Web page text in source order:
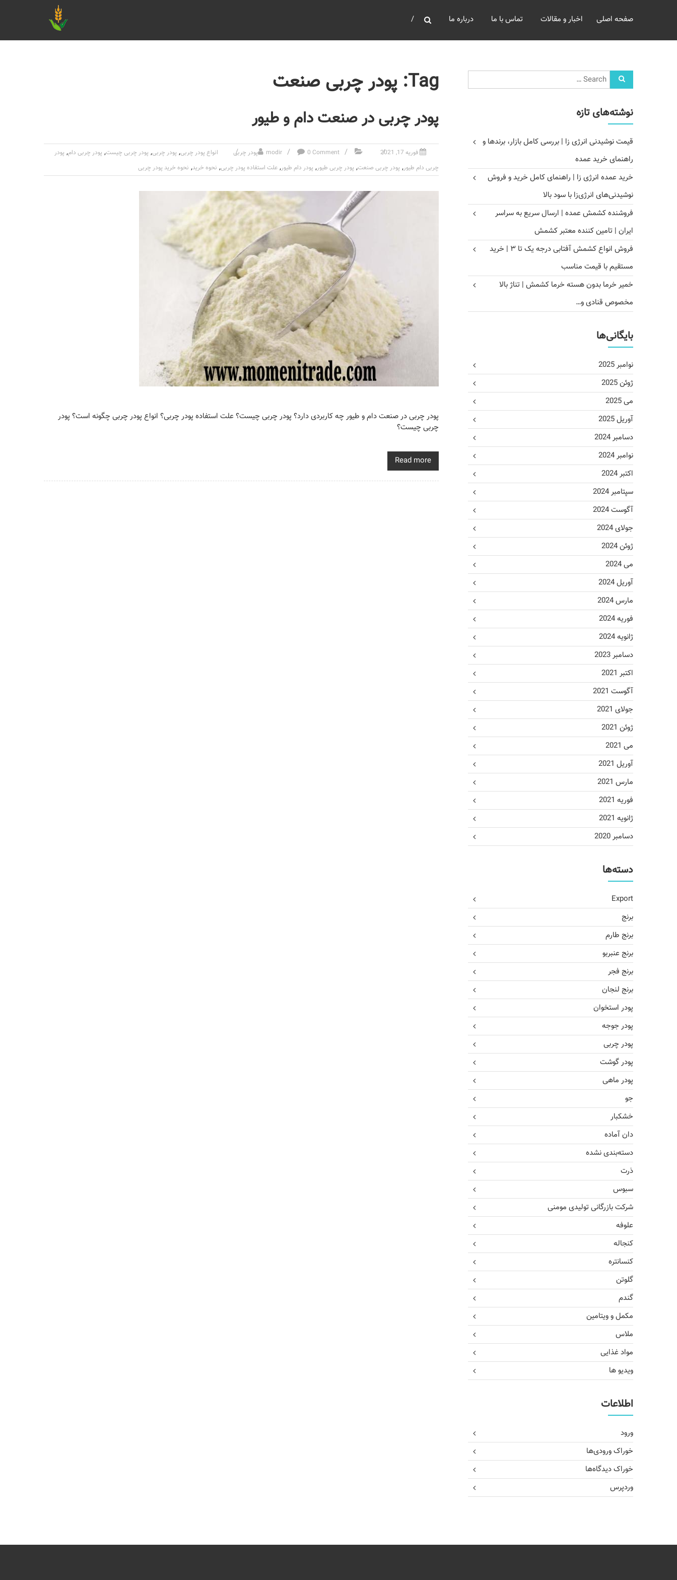
خرید
غلات
مومنی
صفحه اصلی اخبار و مقالات تماس با ما درباره ما
Tag: پودر چربی صنعت
پودر چربی در صنعت دام و طیور
فوریه 17, 2021 modir 0 Comment پودر چربی انواع پودر چربی, پودر چربی, پودر چربی چیست, پودر چربی دام, پودر
چربی دام طیور, پودر چربی صنعت, پودر چربی طیور, پودر دام طیور,علت استفاده پودر چربی, نحوه خرید, نحوه خرید پودر چربی
پودر چربی در صنعت دام و طیور چه کاربردی دارد؟ پودر چربی چیست؟ علت استفاده پودر چربی؟ انواع پودر چربی چگونه است؟ پودر
چربی چیست؟
Read more
نوشته‌های تازه
قیمت نوشیدنی انرژی زا | بررسی کامل بازار، برندها و
راهنمای خرید عمده
خرید عمده انرژی زا | راهنمای کامل خرید و فروش
نوشیدنی‌های انرژی‌زا با سود بالا
فروشنده کشمش عمده | ارسال سریع به سراسر
ایران | تامین کننده معتبر کشمش
فروش انواع کشمش آفتابی درجه یک تا ۳ | خرید
مستقیم با قیمت مناسب
خمیر خرما بدون هسته خرما کشمش | تناژ بالا
مخصوص قنادی و…
بایگانی‌ها
نوامبر 2025
ژوئن 2025
می 2025
آوریل 2025
دسامبر 2024
نوامبر 2024
اکتبر 2024
سپتامبر 2024
آگوست 2024
جولای 2024
ژوئن 2024
می 2024
آوریل 2024
مارس 2024
فوریه 2024
ژانویه 2024
دسامبر 2023
اکتبر 2021
آگوست 2021
جولای 2021
ژوئن 2021
می 2021
آوریل 2021
مارس 2021
فوریه 2021
ژانویه 2021
دسامبر 2020
دسته‌ها
Export
برنج
برنج طارم
برنج عنبربو
برنج فجر
برنج لنجان
پودر استخوان
پودر جوجه
پودر چربی
پودر گوشت
پودر ماهی
جو
خشکبار
دان آماده
دسته‌بندی نشده
ذرت
سبوس
شرکت بازرگانی تولیدی مومنی
علوفه
کنجاله
کنسانتره
گلوتن
گندم
مکمل و ویتامین
ملاس
مواد غذایی
ویدیو ها
اطلاعات
ورود
خوراک ورودی‌ها
خوراک دیدگاه‌ها
وردپرس